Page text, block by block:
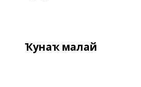
Ҡунаҡ малай